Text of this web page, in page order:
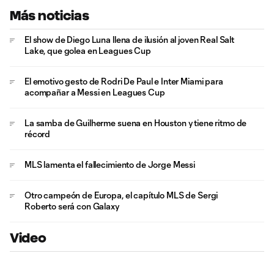
Más noticias
El show de Diego Luna llena de ilusión al joven Real Salt
Lake, que golea en Leagues Cup
El emotivo gesto de Rodri De Paul e Inter Miami para
acompañar a Messi en Leagues Cup
La samba de Guilherme suena en Houston y tiene ritmo de
récord
MLS lamenta el fallecimiento de Jorge Messi
Otro campeón de Europa, el capítulo MLS de Sergi
Roberto será con Galaxy
Video